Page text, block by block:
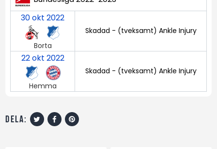
30 okt 2022
Borta
Skadad - (tveksamt) Ankle Injury
22 okt 2022
Hemma
Skadad - (tveksamt) Ankle Injury
dela: